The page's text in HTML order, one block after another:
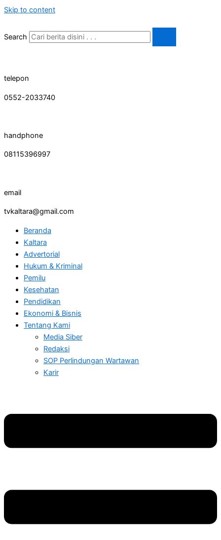
Skip to content
Search
telepon
0552-2033740
handphone
08115396997
email
tvkaltara@gmail.com
Beranda
Kaltara
Advertorial
Hukum & Kriminal
Pemilu
Kesehatan
Pendidikan
Ekonomi & Bisnis
Tentang Kami
Media Siber
Redaksi
SOP Perlindungan Wartawan
Karir